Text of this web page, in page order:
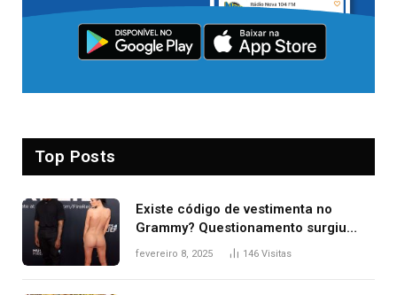
Top Posts
Existe código de vestimenta no
Grammy? Questionamento surgiu
após Bianca Censori, mulher de
fevereiro 8, 2025 146 Visitas